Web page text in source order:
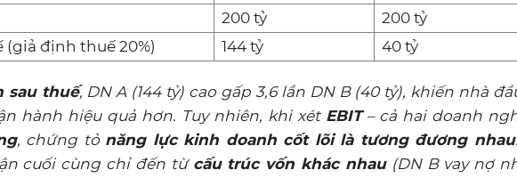
200 tỷ
200 tỷ
(giả định thuế 20%)
144 tỷ 40 tỷ
sau thuế, DN A (144 tỷ) cao gấp 3,6 lần DN B (40 tỷ), khiến nhà
hành hiệu quả hơn. Tuy nhiên, khi xét EBIT– cả hai doanh
, chứng tỏ năng lực kinh doanh cốt lõi là tương đương nhau
cuối cùng chỉ đến từ cấu trúc vốn khác nhau(DN B vay nợ